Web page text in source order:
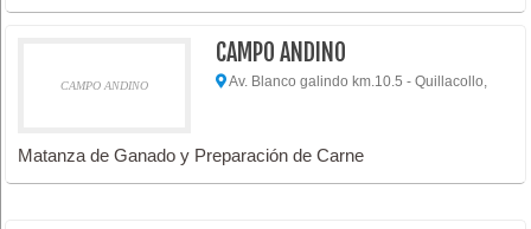
CAMPO ANDINO
CAMPO ANDINO
Av. Blanco galindo km.10.5 - Quillacollo,
Matanza de Ganado y Preparación de Carne